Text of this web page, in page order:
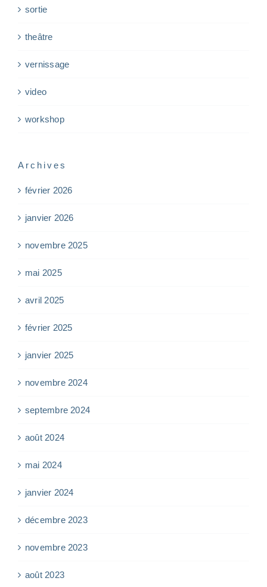
sortie
theâtre
vernissage
video
workshop
Archives
février 2026
janvier 2026
novembre 2025
mai 2025
avril 2025
février 2025
janvier 2025
novembre 2024
septembre 2024
août 2024
mai 2024
janvier 2024
décembre 2023
novembre 2023
août 2023